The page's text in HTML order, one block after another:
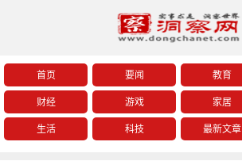
首页 要闻 教育
财经 游戏 家居
生活 科技 最新文章